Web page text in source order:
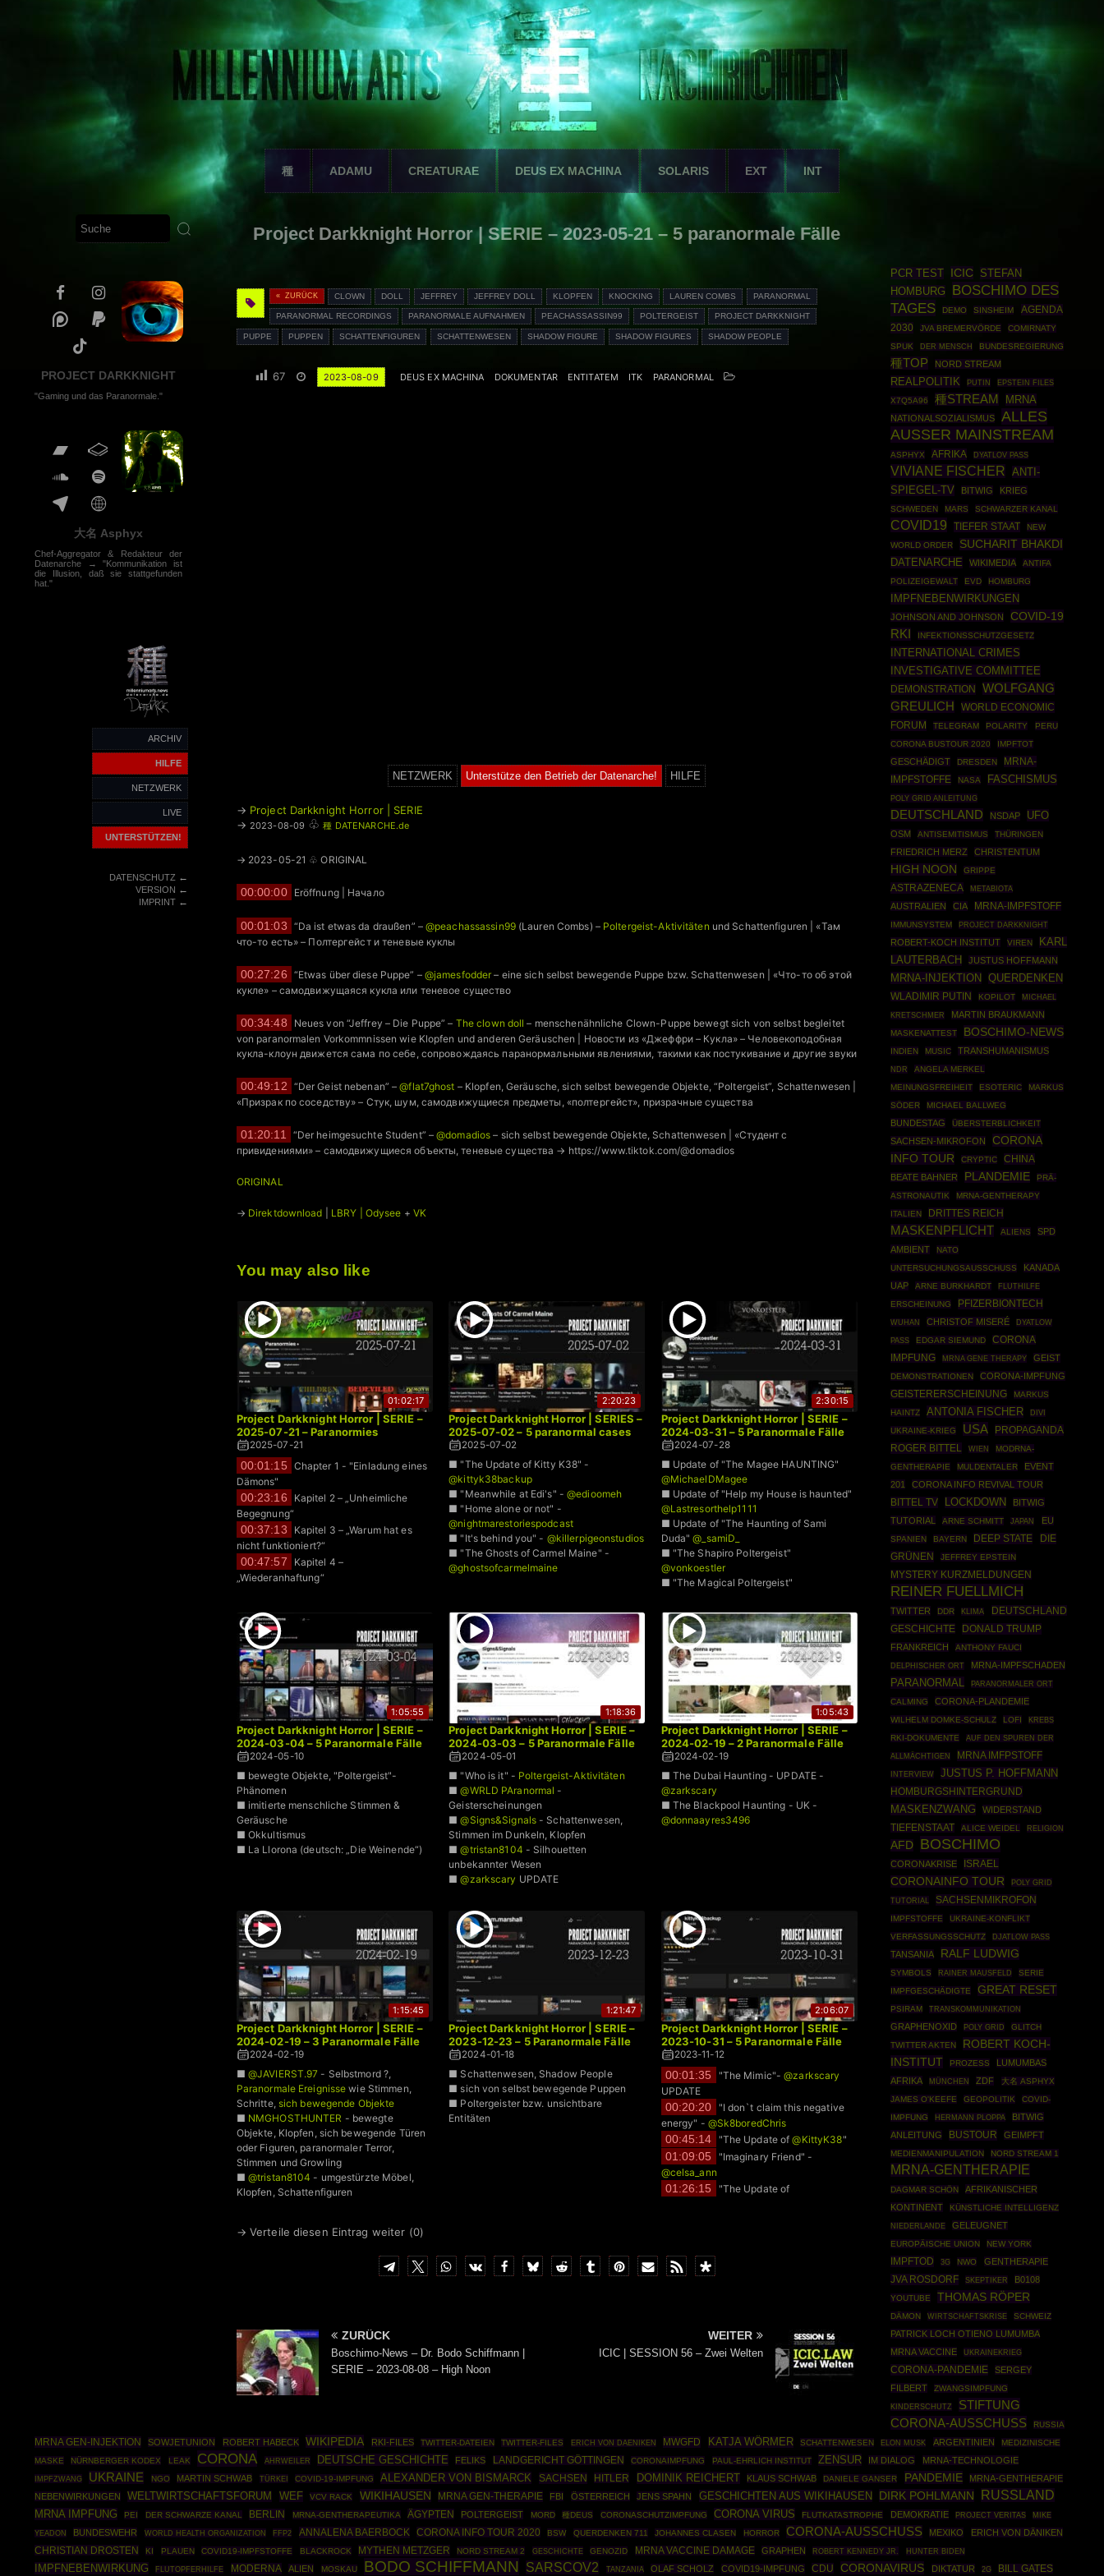
種 ADAMU CREATURAE DEUS EX MACHINA SOLARIS EXT INT
PROJECT DARKKNIGHT
"Gaming und das Paranormale."
大名 Asphyx
Chef-Aggregator & Redakteur der
Datenarche → "Kommunikation ist
die Illusion, daß sie stattgefunden
hat."
ARCHIV
HILFE
NETZWERK
LIVE
UNTERSTÜTZEN!
DATENSCHUTZ←
VERSION ←
IMPRINT←
Project Darkknight Horror | SERIE – 2023-05-21 – 5 paranormale Fälle
« ZURÜCK CLOWN DOLL JEFFREY JEFFREY DOLL KLOPFEN KNOCKING LAUREN COMBS PARANORMAL
PARANORMAL RECORDINGS PARANORMALE AUFNAHMEN PEACHASSASSIN99 POLTERGEIST PROJECT DARKKNIGHT
PUPPE PUPPEN SCHATTENFIGUREN SCHATTENWESEN SHADOW FIGURE SHADOW FIGURES SHADOW PEOPLE
67 2023-08-09 DEUS EX MACHINA DOKUMENTAR ENTITATEM ITK PARANORMAL
NETZWERK Unterstütze den Betrieb der Datenarche! HILFE
→ Project Darkknight Horror | SERIE
→ 2023-08-09 ♧ 種 DATENARCHE.de
→ 2023-05-21 ♧ ORIGINAL
00:00:00 Eröffnung | Начало
00:01:03 “Da ist etwas da draußen” –@peachassassin99(Lauren Combs) – Poltergeist-Aktivitäten und Schattenfiguren | «Там
что-то есть» – Полтергейст и теневые куклы
00:27:26 “Etwas über diese Puppe” – @jamesfodder – eine sich selbst bewegende Puppe bzw. Schattenwesen | «Что-то об этой
кукле» – самодвижущаяся кукла или теневое существо
00:34:48 Neues von “Jeffrey – Die Puppe” – The clown doll – menschenähnliche Clown-Puppe bewegt sich von selbst begleitet
von paranormalen Vorkommnissen wie Klopfen und anderen Geräuschen | Новости из «Джеффри – Кукла» – Человекоподобная
кукла-клоун движется сама по себе, сопровождаясь паранормальными явлениями, такими как постукивание и другие звуки
00:49:12 “Der Geist nebenan” –@flat7ghost – Klopfen, Geräusche, sich selbst bewegende Objekte, “Poltergeist”, Schattenwesen |
«Призрак по соседству» – Стук, шум, самодвижущиеся предметы, «полтергейст», призрачные существа
01:20:11 “Der heimgesuchte Student” –@domadios – sich selbst bewegende Objekte, Schattenwesen | «Студент с
привидениями» – самодвижущиеся объекты, теневые существа → https://www.tiktok.com/@domadios
ORIGINAL
→ Direktdownload LBRY | Odysee + VK
You may also like
01:02:17
Project Darkknight Horror | SERIE –
2025-07-21 – Paranormies
2025-07-21
00:01:15 Chapter 1 - "Einladung eines
Dämons"
00:23:16
Kapitel 2 – „Unheimliche
Begegnung“
00:37:13
Kapitel 3 – „Warum hat es
nicht funktioniert?“
00:47:57
Kapitel 4 –
„Wiederanhaftung“
2:20:23
Project Darkknight Horror | SERIES –
2025-07-02 – 5 paranormal cases
2025-07-02
■ "The Update of Kitty K38" -
@kittyk38backup
■ "Meanwhile at Edi's" -@edioomeh
■ "Home alone or not" -
@nightmarestoriespodcast
■ "It's behind you" - @killerpigeonstudios
■ "The Ghosts of Carmel Maine" -
@ghostsofcarmelmaine
2:30:15
Project Darkknight Horror | SERIE –
2024-03-31 – 5 Paranormale Fälle
2024-07-28
■ Update of "The Magee HAUNTING"
@MichaelDMagee
■ Update of "Help my House is haunted"
@Lastresorthelp1111
■ Update of "The Haunting of Sami
Duda"@_samiD_
■ "The Shapiro Poltergeist"
@vonkoestler
■ "The Magical Poltergeist"
1:05:55
Project Darkknight Horror | SERIE –
2024-03-04 – 5 Paranormale Fälle
2024-05-10
■ bewegte Objekte, "Poltergeist"-
Phänomen
■ imitierte menschliche Stimmen &
Geräusche
■ Okkultismus
■ La Llorona (deutsch: „Die Weinende“)
1:18:36
Project Darkknight Horror | SERIE –
2024-03-03 – 5 Paranormale Fälle
2024-05-01
■ "Who is it" - Poltergeist-Aktivitäten
■@WRLD PAranormal -
Geisterscheinungen
■@Signs&Signals - Schattenwesen,
Stimmen im Dunkeln, Klopfen
■@tristan8104 - Silhouetten
unbekannter Wesen
■@zarkscary UPDATE
1:05:43
Project Darkknight Horror | SERIE –
2024-02-19 – 2 Paranormale Fälle
2024-02-19
■ The Dubai Haunting - UPDATE -
@zarkscary
■ The Blackpool Haunting - UK -
@donnaayres3496
1:15:45
Project Darkknight Horror | SERIE –
2024-02-19 – 3 Paranormale Fälle
2024-02-19
■ @JAVIERST.97 - Selbstmord ?,
Paranormale Ereignisse wie Stimmen,
Schritte, sich bewegende Objekte
■ NMGHOSTHUNTER - bewegte
Objekte, Klopfen, sich bewegende Türen
oder Figuren, paranormaler Terror,
Stimmen und Growling
■ @tristan8104 - umgestürzte Möbel,
Klopfen, Schattenfiguren
1:21:47
Project Darkknight Horror | SERIE –
2023-12-23 – 5 Paranormale Fälle
2024-01-18
■ Schattenwesen, Shadow People
■ sich von selbst bewegende Puppen
■ Poltergeister bzw. unsichtbare
Entitäten
2:06:07
Project Darkknight Horror | SERIE –
2023-10-31 – 5 Paranormale Fälle
2023-11-12
00:01:35 "The Mimic"-@zarkscary
UPDATE
00:20:20 "I don`t claim this negative
energy" - @Sk8boredChris
00:45:14 "The Update of@KittyK38"
01:09:05
"Imaginary Friend" -
@celsa_ann
01:26:15
"The Update of
→ Verteile diesen Eintrag weiter (0)
ZURÜCK
Boschimo-News – Dr. Bodo Schiffmann |
SERIE – 2023-08-08 – High Noon
WEITER
ICIC | SESSION 56 – Zwei Welten
PCR TEST ICIC STEFAN
HOMBURG
BOSCHIMO DES
TAGES
DEMO SINSHEIM
AGENDA
2030
JVA BREMERVÖRDE
COMIRNATY
SPUK
DER MENSCH BUNDESREGIERUNG
種TOP NORD STREAM
REALPOLITIK PUTIN
EPSTEIN FILES
X7Q5A96
種STREAM MRNA
NATIONALSOZIALISMUS
ALLES
AUSSER MAINSTREAM
ASPHYX AFRIKA DYATLOV PASS
VIVIANE FISCHER
ANTI-
SPIEGEL-TV
BITWIG KRIEG
SCHWEDEN MARS SCHWARZER KANAL
COVID19 TIEFER STAAT
NEW
WORLD ORDER
SUCHARIT BHAKDI
DATENARCHE
WIKIMEDIA
ANTIFA
POLIZEIGEWALT
EVD HOMBURG
IMPFNEBENWIRKUNGEN
JOHNSON AND JOHNSON
COVID-19
RKI
INFEKTIONSSCHUTZGESETZ
INTERNATIONAL CRIMES
INVESTIGATIVE COMMITTEE
DEMONSTRATION
WOLFGANG
GREULICH
WORLD ECONOMIC
FORUM
TELEGRAM POLARITY
PERU
CORONA BUSTOUR 2020
IMPFTOT
GESCHÄDIGT DRESDEN
MRNA-
IMPFSTOFFE
NASA FASCHISMUS
POLY GRID ANLEITUNG
DEUTSCHLAND NSDAP UFO
OSM ANTISEMITISMUS THÜRINGEN
FRIEDRICH MERZ CHRISTENTUM
HIGH NOON GRIPPE
ASTRAZENECA METABIOTA
AUSTRALIEN CIA MRNA-IMPFSTOFF
IMMUNSYSTEM PROJECT DARKKNIGHT
ROBERT-KOCH INSTITUT VIREN
KARL
LAUTERBACH
JUSTUS HOFFMANN
MRNA-INJEKTION QUERDENKEN
WLADIMIR PUTIN KOPILOT MICHAEL
KRETSCHMER MARTIN BRAUKMANN
MASKENATTEST BOSCHIMO-NEWS
INDIEN MUSIC TRANSHUMANISMUS
NDR
ANGELA MERKEL
MEINUNGSFREIHEIT
ESOTERIC
MARKUS
SÖDER
MICHAEL BALLWEG
BUNDESTAG ÜBERSTERBLICHKEIT
SACHSEN-MIKROFON
CORONA
INFO TOUR
CRYPTIC CHINA
BEATE BAHNER PLANDEMIE
PRÄ-
ASTRONAUTIK
MRNA-GENTHERAPY
ITALIEN
DRITTES REICH
MASKENPFLICHT ALIENS
SPD
AMBIENT
NATO
UNTERSUCHUNGSAUSSCHUSS
KANADA
UAP
ARNE BURKHARDT FLUTHILFE
ERSCHEINUNG PFIZERBIONTECH
WUHAN CHRISTOF MISERÉ DYATLOW
PASS EDGAR SIEMUND
CORONA
IMPFUNG
MRNA GENE THERAPY GEIST
DEMONSTRATIONEN
CORONA-IMPFUNG
GEISTERERSCHEINUNG
MARKUS
HAINTZ
ANTONIA FISCHER DIVI
UKRAINE-KRIEG USA
PROPAGANDA
ROGER BITTEL
WIEN
MODRNA-
GENTHERAPIE
MULDENTALER
EVENT
201
CORONA INFO REVIVAL TOUR
BITTEL TV LOCKDOWN
BITWIG
TUTORIAL
ARNE SCHMITT JAPAN EU
SPANIEN BAYERN DEEP STATE
DIE
GRÜNEN
JEFFREY EPSTEIN
MYSTERY KURZMELDUNGEN
REINER FUELLMICH
TWITTER DDR KLIMA
DEUTSCHLAND
GESCHICHTE
DONALD TRUMP
FRANKREICH ANTHONY FAUCI
DELPHISCHER ORT MRNA-IMPFSCHADEN
PARANORMAL PARANORMALER ORT
CALMING CORONA-PLANDEMIE
WILHELM DOMKE-SCHULZ LOFI KREBS
RKI-DOKUMENTE AUF DEN SPUREN DER
ALLMÄCHTIGEN MRNA IMFPSTOFF
INTERVIEW JUSTUS P. HOFFMANN
HOMBURGSHINTERGRUND
MASKENZWANG
WIDERSTAND
TIEFENSTAAT
ALICE WEIDEL RELIGION
AFD BOSCHIMO
CORONAKRISE ISRAEL
CORONAINFO TOUR
POLY GRID
TUTORIAL
SACHSENMIKROFON
IMPFSTOFFE
UKRAINE-KONFLIKT
VERFASSUNGSSCHUTZ
DJATLOW PASS
TANSANIA RALF LUDWIG
SYMBOLS RAINER MAUSFELD
SERIE
IMPFGESCHÄDIGTE
GREAT RESET
PSIRAM TRANSKOMMUNIKATION
GRAPHENOXID POLY GRID
GLITCH
TWITTER AKTEN
ROBERT KOCH-
INSTITUT
PROZESS
LUMUMBAS
AFRIKA
MÜNCHEN ZDF
大名 ASPHYX
JAMES O'KEEFE
GEOPOLITIK
COVID-
IMPFUNG
HERMANN PLOPPA
BITWIG
ANLEITUNG
BUSTOUR GEIMPFT
MEDIENMANIPULATION NORD STREAM 1
MRNA-GENTHERAPIE
DAGMAR SCHÖN
AFRIKANISCHER
KONTINENT
KÜNSTLICHE INTELLIGENZ
NIEDERLANDE GELEUGNET
EUROPÄISCHE UNION NEW YORK
IMPFTOD 3G NWO GENTHERAPIE
JVA ROSDORF SKEPTIKER B0108
YOUTUBE THOMAS RÖPER
DÄMON WIRTSCHAFTSKRISE SCHWEIZ
PATRICK LOCH OTIENO LUMUMBA
MRNA VACCINE
UKRAINEKRIEG
CORONA-PANDEMIE
SERGEY
FILBERT
ZWANGSIMPFUNG
KINDERSCHUTZ
STIFTUNG
CORONA-AUSSCHUSS
RUSSIA
MRNA GEN-INJEKTION SOWJETUNION ROBERT HABECK WIKIPEDIA RKI-FILES TWITTER-DATEIEN TWITTER-FILES ERICH VON DAENIKEN MWGFD KATJA WÖRMER SCHATTENWESEN ELON MUSK ARGENTINIEN
MEDIZINISCHE
MASKE
NÜRNBERGER KODEX LEAK CORONA AHRWEILER DEUTSCHE GESCHICHTE FELIKS LANDGERICHT GÖTTINGEN CORONAIMPFUNG PAUL-EHRLICH INSTITUT ZENSUR IM DIALOG MRNA-TECHNOLOGIE
IMPFZWANG UKRAINE NGO MARTIN SCHWAB TÜRKEI COVID-19-IMPFUNG ALEXANDER VON BISMARCK SACHSEN HITLER DOMINIK REICHERT KLAUS SCHWAB DANIELE GANSER PANDEMIE
MRNA-GENTHERAPIE
NEBENWIRKUNGEN
WELTWIRTSCHAFTSFORUM WEF VCV RACK WIKIHAUSEN MRNA GEN-THERAPIE FBI ÖSTERREICH JENS SPAHN GESCHICHTEN AUS WIKIHAUSEN DIRK POHLMANN RUSSLAND
MRNA IMPFUNG PEI DER SCHWARZE KANAL BERLIN MRNA-GENTHERAPEUTIKA ÄGYPTEN POLTERGEIST MORD 種DEUS CORONASCHUTZIMPFUNG CORONA VIRUS FLUTKATASTROPHE DEMOKRATIE PROJECT VERITAS MIKE
YEADON BUNDESWEHR WORLD HEALTH ORGANIZATION FFP2 ANNALENA BAERBOCK CORONA INFO TOUR 2020 BSW QUERDENKEN 711 JOHANNES CLASEN HORROR CORONA-AUSSCHUSS MEXIKO ERICH VON DÄNIKEN
CHRISTIAN DROSTEN KI PLAUEN COVID19-IMPFSTOFFE BLACKROCK MYTHEN METZGER NORD STREAM 2 GESCHICHTE GENOZID MRNA VACCINE DAMAGE GRAPHEN ROBERT KENNEDY JR. HUNTER BIDEN
IMPFNEBENWIRKUNG FLUTOPFERHILFE MODERNA ALIEN MOSKAU BODO SCHIFFMANN SARSCOV2 TANZANIA OLAF SCHOLZ COVID19-IMPFUNG CDU CORONAVIRUS DIKTATUR 2G BILL GATES